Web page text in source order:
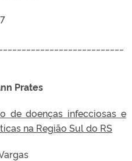
Prates
de doenças infecciosas e
na Região Sul do RS